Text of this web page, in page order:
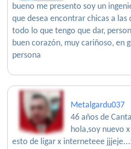
bueno me presento soy un
que desea encontrar chicas a
todo lo que tengo que dar,
buen corazón, muy cariñoso, en
persona
Metalgardu037
46 años de
hola,soy nuevo
esto de ligar x interneteee